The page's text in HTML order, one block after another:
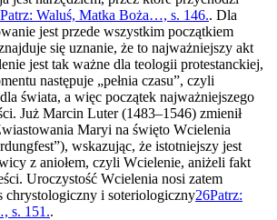
Patrz: Waluś, Matka Boża…, s. 146.. Dla
jest przede wszystkim początkiem
się uznanie, że to najważniejszy akt
jest tak ważne dla teologii protestanckiej,
następuje „pełnia czasu”, czyli
świata, a więc początek najważniejszego
Już Marcin Luter (1483–1546) zmienił
Maryi na święto Wcielenia
wskazując, że istotniejszy jest
z aniołem, czyli Wcielenie, aniżeli fakt
Uroczystość Wcielenia nosi zatem
chrystologiczny i soteriologiczny26Patrz:
s. 151..